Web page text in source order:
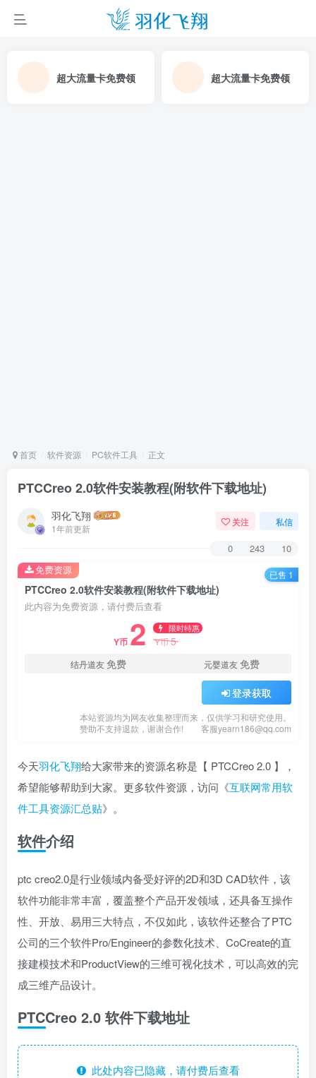
超大流量卡免费领 超大流量卡免费领
首页 软件资源 PC软件工具 正文
PTCCreo 2.0软件安装教程(附软件下载地址)
羽化飞翔
1年前更新
关注 私信
0 243 10
PTCCreo 2.0软件安装教程(附软件下载地址)
此内容为免费资源，请付费后查看
Y币 2 限时特惠
Y币5
结丹道友免费 元婴道友免费
登录获取
本站资源均为网友收集整理而来，仅供学习和研究使用。
赞助不支持退款，谢谢合作!
客服yearn186@qq.com
免费资源 已售 1
今天羽化飞翔给大家带来的资源名称是【 PTCCreo 2.0 】，
希望能够帮助到大家。更多软件资源，访问《互联网常用软
件工具资源汇总贴》。
软件介绍
ptc creo2.0是行业领域内备受好评的2D和3D CAD软件，该
软件功能非常丰富，覆盖整个产品开发领域，还具备互操作
性、开放、易用三大特点，不仅如此，该软件还整合了PTC
公司的三个软件Pro/Engineer的参数化技术、CoCreate的直
接建模技术和ProductView的三维可视化技术，可以高效的完
成三维产品设计。
PTCCreo 2.0 软件下载地址
此处内容已隐藏，请付费后查看